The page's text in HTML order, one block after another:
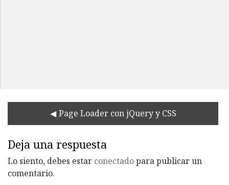
Page Loader con jQuery y CSS
Deja una respuesta
Lo siento, debes estar conectadopara publicar un
comentario.